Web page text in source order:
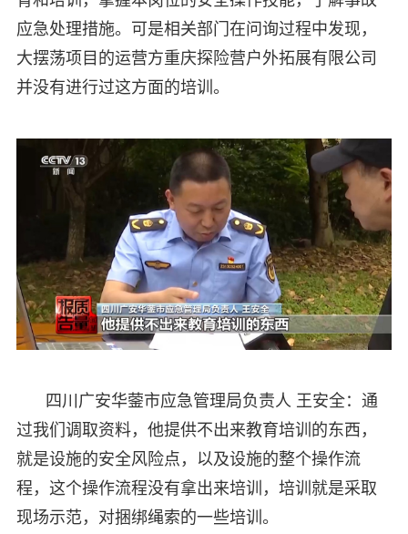
应急处理措施。可是相关部门在问询过程中发现，
大摆荡项目的运营方重庆探险营户外拓展有限公司
并没有进行过这方面的培训。
四川广安华蓥市应急管理局负责人 王安全：通
过我们调取资料，他提供不出来教育培训的东西，
就是设施的安全风险点，以及设施的整个操作流
程，这个操作流程没有拿出来培训，培训就是采取
现场示范，对捆绑绳索的一些培训。